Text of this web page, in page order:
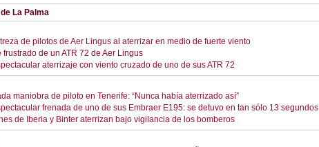
La Palma
de pilotos de Aer Lingus al aterrizar en medio de fuerte viento
frustrado de un ATR 72 de Aer Lingus
aterrizaje con viento cruzado de uno de sus ATR 72
maniobra de piloto en Tenerife: “Nunca había aterrizado así”
frenada de uno de sus Embraer E195: se detuvo en tan sólo 13 segundos
de Iberia y Binter aterrizan bajo vigilancia de los bomberos